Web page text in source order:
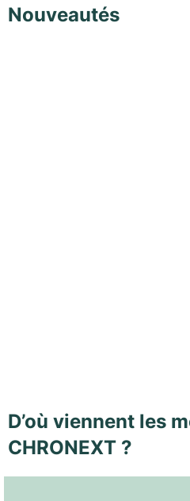
Nouveautés
D’où viennent les
CHRONEXT ?